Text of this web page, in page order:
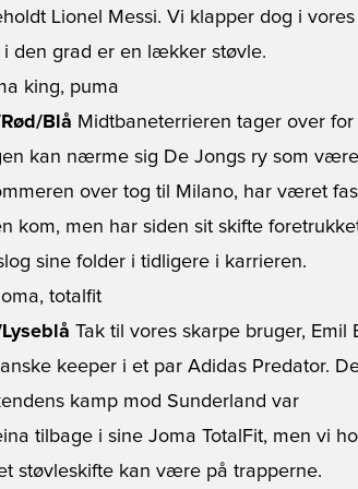
Lionel Messi. Vi klapper dog i vores
den grad er en lækker støvle.
Blå Midtbaneterrieren tager over for
kan nærme sig De Jongs ry som
over tog til Milano, har været
kom, men har siden sit skifte
sine folder i tidligere i karrieren.
Tak til vores skarpe bruger, Emil
keeper i et par Adidas Predator.
kamp mod Sunderland var
tilbage i sine Joma TotalFit, men vi
støvleskifte kan være på trapperne.